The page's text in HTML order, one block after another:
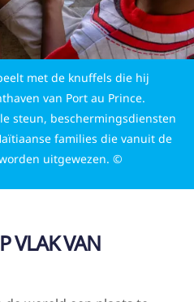
met de knuffels die hij
van Port au Prince.
steun, beschermingsdiensten
families die vanuit de
uitgewezen. ©
VLAK VAN